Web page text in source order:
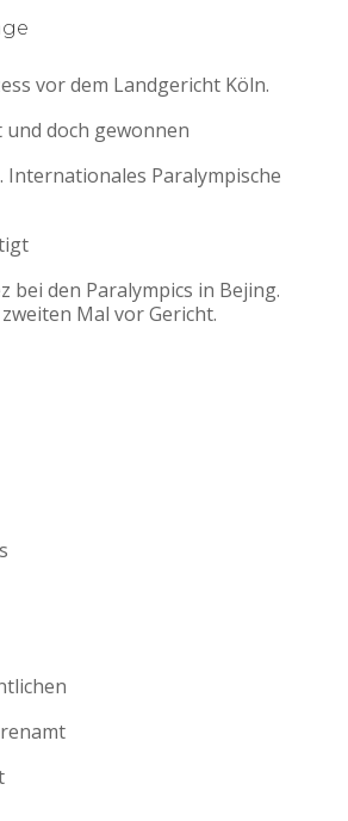
vor dem Landgericht Köln.
doch gewonnen
Internationales Paralympische
bei den Paralympics in Bejing.
Mal vor Gericht.